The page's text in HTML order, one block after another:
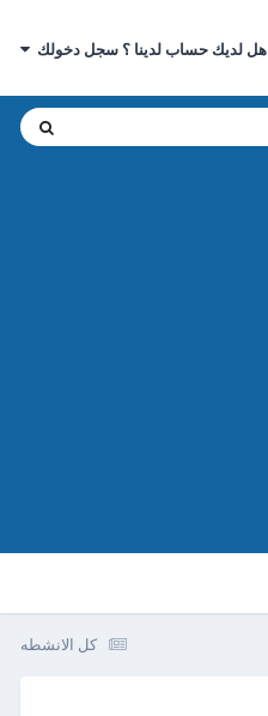
هل لديك حساب لدينا ؟ سجل دخولك
كل الانشطه